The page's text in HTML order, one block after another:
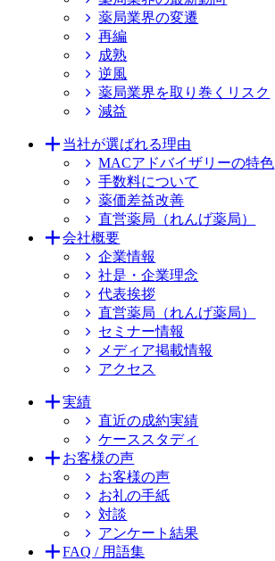
薬局業界の変遷
再編
成熟
逆風
薬局業界を取り巻くリスク
減益
当社が選ばれる理由
MACアドバイザリーの特色
手数料について
薬価差益改善
直営薬局（れんげ薬局）
会社概要
企業情報
社是・企業理念
代表挨拶
直営薬局（れんげ薬局）
セミナー情報
メディア掲載情報
アクセス
実績
直近の成約実績
ケーススタディ
お客様の声
お客様の声
お礼の手紙
対談
アンケート結果
FAQ / 用語集